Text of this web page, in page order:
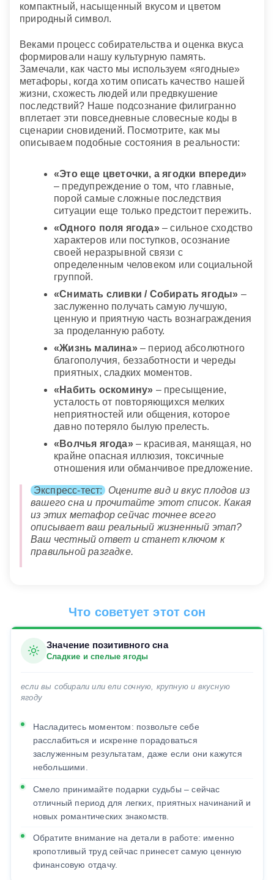
Мужчине.В мужских сновидениях этот
карьерных достижений и финансового изобилия.
Крупный урожай подтверждает, что выбранная
деловая стратегия верна, и пора собирать
заслуженные дивиденды. Однако если плоды
оказались гнилыми или ядовитыми, подсознание
советует проявить осторожность в бизнесе:
привлекательное на первый взгляд предложение
может обернуться серьезными убытками или
токсичным партнерством.
Сонник «Гороскопы 365»
компактный, насыщенный вкусом и цветом
природный символ.
Веками процесс собирательства и оценка вкуса
формировали нашу культурную память.
Замечали, как часто мы используем «ягодные»
метафоры, когда хотим описать качество нашей
жизни, схожесть людей или предвкушение
последствий? Наше подсознание филигранно
вплетает эти повседневные словесные коды в
сценарии сновидений. Посмотрите, как мы
описываем подобные состояния в реальности:
«Это еще цветочки, а ягодки впереди»
– предупреждение о том, что главные,
порой самые сложные последствия
ситуации еще только предстоит пережить.
«Одного поля ягода»– сильное сходство
характеров или поступков, осознание
своей неразрывной связи с
определенным человеком или социальной
группой.
«Снимать сливки / Собирать ягоды» –
заслуженно получать самую лучшую,
ценную и приятную часть вознаграждения
за проделанную работу.
«Жизнь малина»– период абсолютного
благополучия, беззаботности и череды
приятных, сладких моментов.
«Набить оскомину» – пресыщение,
усталость от повторяющихся мелких
неприятностей или общения, которое
давно потеряло былую прелесть.
«Волчья ягода»– красивая, манящая, но
крайне опасная иллюзия, токсичные
отношения или обманчивое предложение.
Экспресс-тест:
Оцените вид и вкус плодов из
вашего сна и прочитайте этот список. Какая
из этих метафор сейчас точнее всего
описывает ваш реальный жизненный этап?
Ваш честный ответ и станет ключом к
правильной разгадке.
Что советует этот сон
Значение позитивного сна
Сладкие и спелые ягоды
если вы собирали или ели сочную, крупную и вкусную
ягоду
Насладитесь моментом: позвольте себе
расслабиться и искренне порадоваться
заслуженным результатам, даже если они кажутся
небольшими.
Смело принимайте подарки судьбы – сейчас
отличный период для легких, приятных начинаний и
новых романтических знакомств.
Обратите внимание на детали в работе: именно
кропотливый труд сейчас принесет самую ценную
финансовую отдачу.